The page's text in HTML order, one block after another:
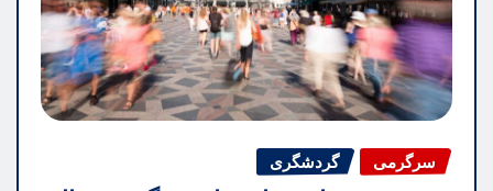
سرگرمی گردشگری